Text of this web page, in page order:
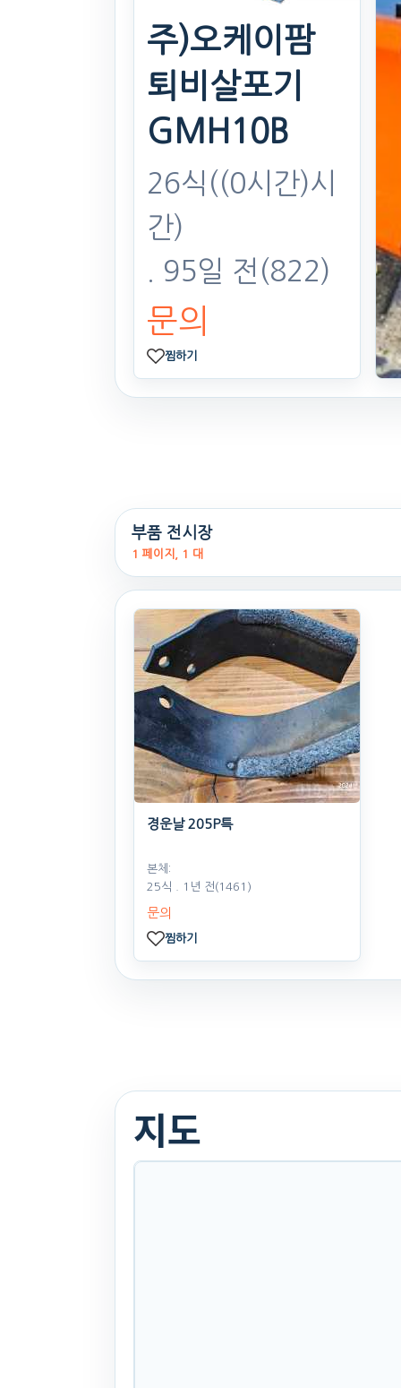
주)오케이팜
퇴비살포기
GMH10B
26식((0시간)시
간)
. 95일 전 (822)
문의
찜하기
부품 전시장
1 페이지, 1 대
경운날 205P특
본체:
25식
. 1년 전(1461)
문의
찜하기
지도